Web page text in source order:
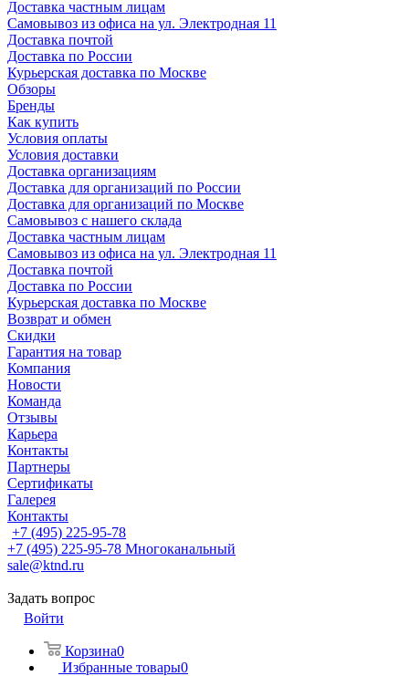
Доставка частным лицам
Самовывоз из офиса на ул. Электродная 11
Доставка почтой
Доставка по России
Курьерская доставка по Москве
Обзоры
Бренды
Как купить
Условия оплаты
Условия доставки
Доставка организациям
Доставка для организаций по России
Доставка для организаций по Москве
Самовывоз с нашего склада
Доставка частным лицам
Самовывоз из офиса на ул. Электродная 11
Доставка почтой
Доставка по России
Курьерская доставка по Москве
Возврат и обмен
Скидки
Гарантия на товар
Компания
Новости
Команда
Отзывы
Карьера
Контакты
Партнеры
Сертификаты
Галерея
Контакты
+7 (495) 225-95-78
+7 (495) 225-95-78 Многоканальный
sale@ktnd.ru
Задать вопрос
Войти
Корзина0
Избранные товары0